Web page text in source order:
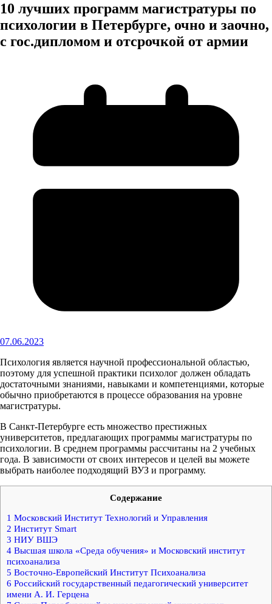
10 лучших программ магистратуры по
психологии в Петербурге, очно и заочно,
с гос.дипломом и отсрочкой от армии
07.06.2023
Психология является научной профессиональной областью,
поэтому для успешной практики психолог должен обладать
достаточными знаниями, навыками и компетенциями, которые
обычно приобретаются в процессе образования на уровне
магистратуры.
В Санкт-Петербурге есть множество престижных
университетов, предлагающих программы магистратуры по
психологии. В среднем программы рассчитаны на 2 учебных
года. В зависимости от своих интересов и целей вы можете
выбрать наиболее подходящий ВУЗ и программу.
Содержание
1 Московский Институт Технологий и Управления
2 Институт Smart
3 НИУ ВШЭ
4 Высшая школа «Среда обучения» и Московский институт
психоанализа
5 Восточно-Европейский Институт Психоанализа
6 Российский государственный педагогический университет
имени А. И. Герцена